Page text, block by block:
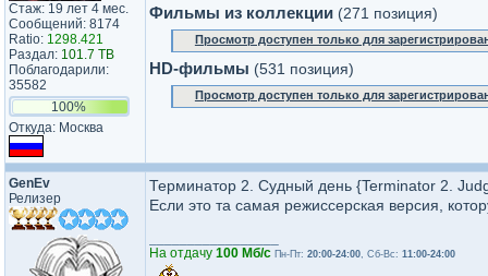
Стаж: 19 лет 4 мес.
Сообщений: 8174
Ratio: 1298.421
Раздал: 101.7 TB
Поблагодарили:
35582
100%
Откуда: Москва
Фильмы из коллекции (271 позиция)
Просмотр доступен только для
HD-фильмы (531 позиция)
Просмотр доступен только для
GenEv
Релизер
Терминатор 2. Судный день {Terminator 2.
Если это та самая режиссерская версия,
На отдачу 100 Мб/с Пн-Пт: 20:00-24:00, Сб-Вс: 11:00-24:00